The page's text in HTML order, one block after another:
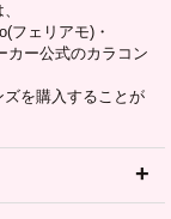
フェリアモ)・
カー公式のカラコン
を購入することが